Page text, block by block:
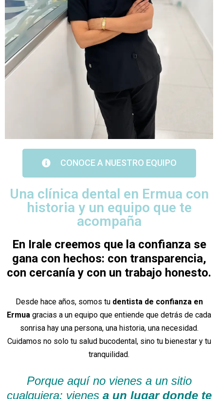
CONOCE A NUESTRO EQUIPO
Una clínica dental en Ermua con
historia y un equipo que te
acompaña
En Irale creemos que la confianza se
gana con hechos: con transparencia,
con cercanía y con un trabajo honesto.
Desde hace años, somos tu dentista de confianza en
Ermua gracias a un equipo que entiende que detrás de cada
sonrisa hay una persona, una historia, una necesidad.
Cuidamos no solo tu salud bucodental, sino tu bienestar y tu
tranquilidad.
Porque aquí no vienes a un sitio
cualquiera: vienes a un lugar donde te